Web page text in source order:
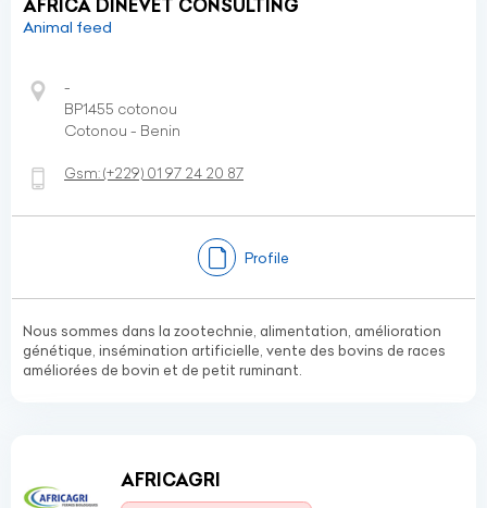
AFRICA DINEVET CONSULTING
Animal feed
-
BP1455 cotonou
Cotonou - Benin
Gsm:(+229) 01 97 24 20 87
Profile
Nous sommes dans la zootechnie, alimentation, amélioration
génétique, insémination artificielle, vente des bovins de races
améliorées de bovin et de petit ruminant.
AFRICAGRI